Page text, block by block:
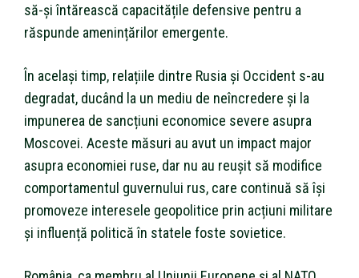
să-și întărească capacitățile defensive pentru a
răspunde amenințărilor emergente.
În același timp, relațiile dintre Rusia și Occident s-au
degradat, ducând la un mediu de neîncredere și la
impunerea de sancțiuni economice severe asupra
Moscovei. Aceste măsuri au avut un impact major
asupra economiei ruse, dar nu au reușit să modifice
comportamentul guvernului rus, care continuă să își
promoveze interesele geopolitice prin acțiuni militare
și influență politică în statele foste sovietice.